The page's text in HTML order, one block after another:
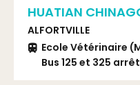
HUATIAN
ALFORTVILLE
Ecole Vétérinaire
Bus 125 et 325